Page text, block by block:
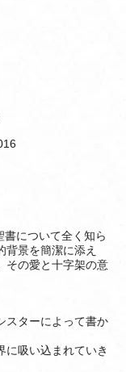
について全く知ら
背景を簡潔に添え
その愛と十字架の意
スターによって書か
に吸い込まれていき